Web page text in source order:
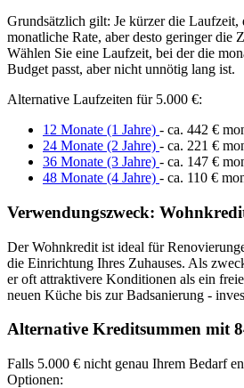
Grundsätzlich gilt: Je kürzer die Laufzeit,
monatliche Rate, aber desto geringer die
Wählen Sie eine Laufzeit, bei der die
Budget passt, aber nicht unnötig lang ist.
Alternative Laufzeiten für 5.000 €:
12 Monate (1 Jahre) - ca. 442 €
24 Monate (2 Jahre) - ca. 221 €
36 Monate (3 Jahre) - ca. 147 €
48 Monate (4 Jahre) - ca. 110 €
Verwendungszweck:
Der Wohnkredit ist ideal für
die Einrichtung Ihres Zuhauses. Als
er oft attraktivere Konditionen als ein
neuen Küche bis zur Badsanierung -
Alternative Kreditsummen mit
Falls 5.000 € nicht genau Ihrem Bedarf
Optionen: